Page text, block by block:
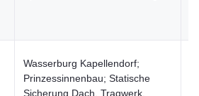
Wasserburg Kapellendorf;
Prinzessinnenbau; Statische
Sicherung Dach, Tragwerk,